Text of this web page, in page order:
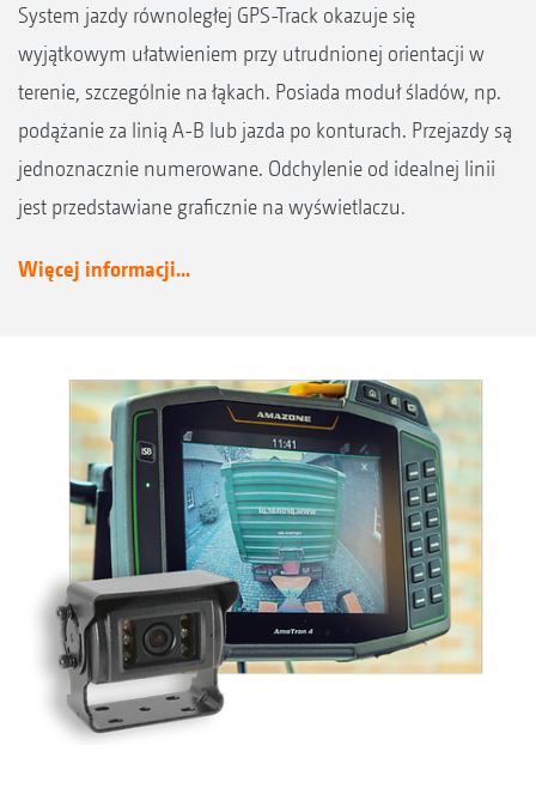
System jazdy równoległej GPS-Track okazuje się
wyjątkowym ułatwieniem przy utrudnionej orientacji w
terenie, szczególnie na łąkach. Posiada moduł śladów, np.
podążanie za linią A-B lub jazda po konturach. Przejazdy są
jednoznacznie numerowane. Odchylenie od idealnej linii
jest przedstawiane graficznie na wyświetlaczu.
Więcej informacji...